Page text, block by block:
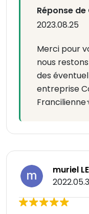
Réponse
2023.08.25
Merci pour
nous
des
entreprise
muriel